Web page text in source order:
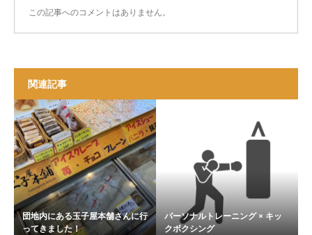
この記事へのコメントはありません。
関連記事
団地内にある玉子屋本舗さんに行
ってきました！
パーソナルトレーニング × キッ
クボクシング